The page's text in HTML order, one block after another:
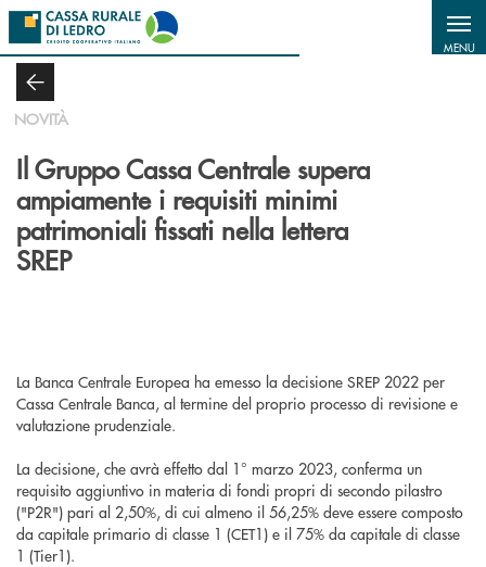
Salta al contenuto principale
MENU
NOVITÀ
Il Gruppo Cassa Centrale supera
ampiamente i requisiti minimi
patrimoniali fissati nella lettera
SREP
La Banca Centrale Europea ha emesso la decisione SREP 2022 per
Cassa Centrale Banca, al termine del proprio processo di revisione e
valutazione prudenziale.
La decisione, che avrà effetto dal 1° marzo 2023, conferma un
requisito aggiuntivo in materia di fondi propri di secondo pilastro
("P2R") pari al 2,50%, di cui almeno il 56,25% deve essere composto
da capitale primario di classe 1 (CET1) e il 75% da capitale di classe
1 (Tier1).